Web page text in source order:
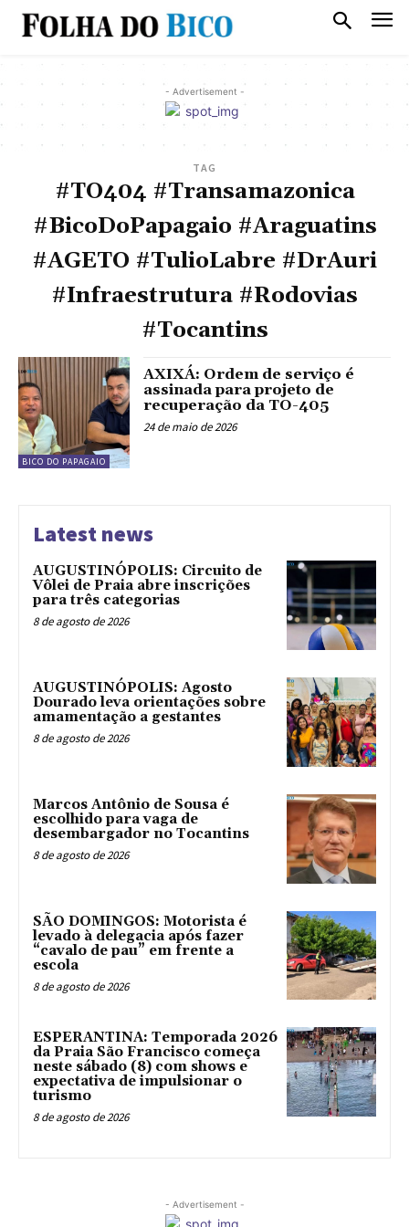
- Advertisement -
TAG
#TO404 #Transamazonica
#BicoDoPapagaio #Araguatins
#AGETO #TulioLabre #DrAuri
#Infraestrutura #Rodovias
#Tocantins
BICO DO PAPAGAIO
AXIXÁ: Ordem de serviço é
assinada para projeto de
recuperação da TO-405
24 de maio de 2026
Latest news
AUGUSTINÓPOLIS: Circuito de
Vôlei de Praia abre inscrições
para três categorias
8 de agosto de 2026
AUGUSTINÓPOLIS: Agosto
Dourado leva orientações sobre
amamentação a gestantes
8 de agosto de 2026
Marcos Antônio de Sousa é
escolhido para vaga de
desembargador no Tocantins
8 de agosto de 2026
SÃO DOMINGOS: Motorista é
levado à delegacia após fazer
“cavalo de pau” em frente a
escola
8 de agosto de 2026
ESPERANTINA: Temporada 2026
da Praia São Francisco começa
neste sábado (8) com shows e
expectativa de impulsionar o
turismo
8 de agosto de 2026
- Advertisement -